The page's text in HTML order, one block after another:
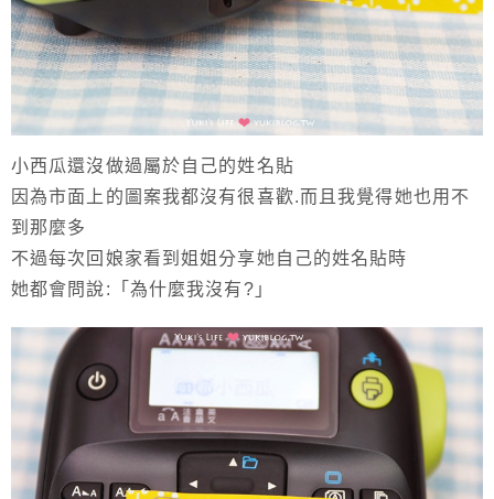
小西瓜還沒做過屬於自己的姓名貼
因為市面上的圖案我都沒有很喜歡.而且我覺得她也用不
到那麼多
不過每次回娘家看到姐姐分享她自己的姓名貼時
她都會問說:「為什麼我沒有?」